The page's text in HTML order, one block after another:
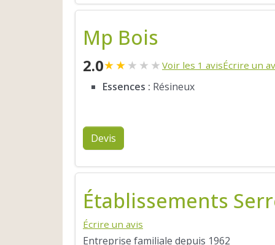
Mp Bois
2.0★★★ ★ ★ Voir les 1 avisÉcrire un
Essences : Résineux
Devis
Établissements
Écrire un avis
Entreprise familiale depuis 1962